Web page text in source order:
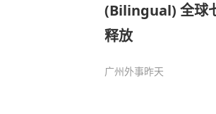
(Bilingual) 全球
释放
广州外事昨天